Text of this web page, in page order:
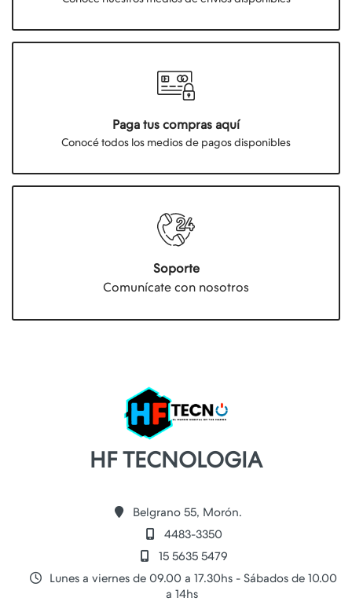
Paga tus compras aquí
Conocé todos los medios de pagos disponibles
Soporte
Comunícate con nosotros
HF TECNOLOGIA
Belgrano 55, Morón.
4483-3350
15 5635 5479
Lunes a viernes de 09.00 a 17.30hs - Sábados de 10.00
a 14hs